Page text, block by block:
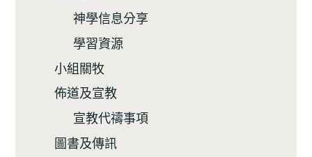
神學信息分享
學習資源
小組關牧
佈道及宣教
宣教代禱事項
圖書及傳訊